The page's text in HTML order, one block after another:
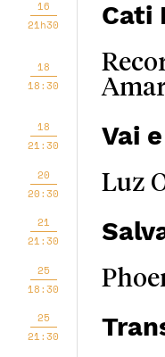
16
21h30
Cati
18
18:30
18
21:30
Vai
20
20:30
Luz
21
21:30
25
18:30
25
21:30